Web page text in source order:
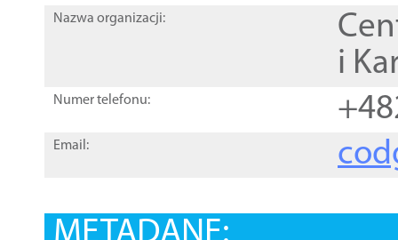
Nazwa organizacji:
i
Numer telefonu:
Email: